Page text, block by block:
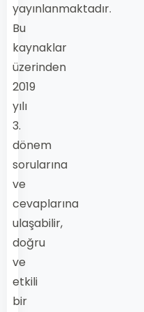
yayınlanmaktadır.
Bu
kaynaklar
üzerinden
2019
yılı
3.
dönem
sorularına
ve
cevaplarına
ulaşabilir,
doğru
ve
etkili
bir